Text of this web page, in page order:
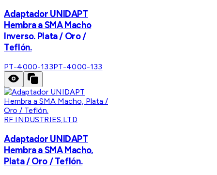
Adaptador UNIDAPT
Hembra a SMA Macho
Inverso. Plata / Oro /
Teflón.
PT-4000-133PT-4000-133
RF INDUSTRIES,LTD
Adaptador UNIDAPT
Hembra a SMA Macho,
Plata / Oro / Teflón.